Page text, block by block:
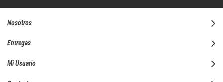
Nosotros
Entregas
Mi Usuario